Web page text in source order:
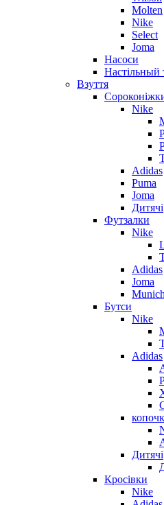
Molten
Nike
Select
Joma
Насоси
Настільный
Взуття
Nike
Adidas
Puma
Joma
Дитячі
Футзалки
Nike
Adidas
Joma
Munich
Бутси
Nike
Adidas
Дитячі
Кросівки
Nike